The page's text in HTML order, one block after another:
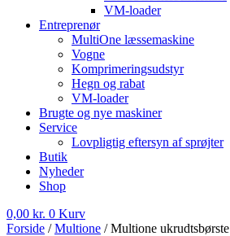
VM-loader
Entreprenør
MultiOne læssemaskine
Vogne
Komprimeringsudstyr
Hegn og rabat
VM-loader
Brugte og nye maskiner
Service
Lovpligtig eftersyn af sprøjter
Butik
Nyheder
Shop
0,00 kr. 0 Kurv
Forside /Multione / Multione ukrudtsbørste